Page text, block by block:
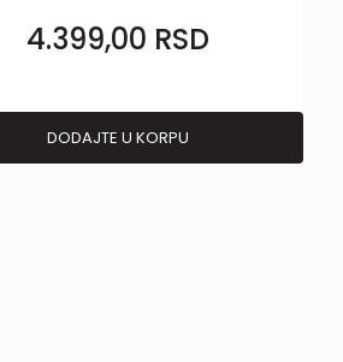
4.399,00 RSD
DODAJTE U KORPU